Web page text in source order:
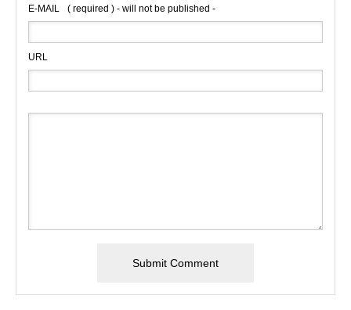
E-MAIL ( required ) - will not be published -
URL